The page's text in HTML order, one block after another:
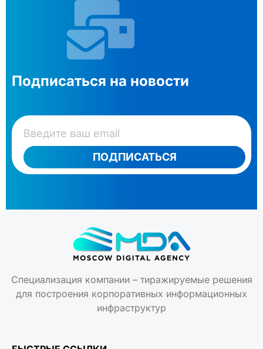
Подписаться на новости
ПОДПИСАТЬСЯ
Специализация компании – тиражируемые решения
для построения корпоративных информационных
инфраструктур